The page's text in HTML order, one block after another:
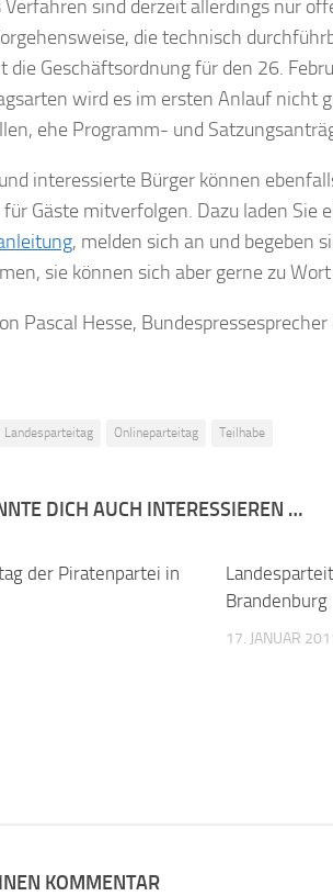
Verfahren sind derzeit allerdings nur
die technisch
die Geschäftsordnung für den 26.
wird es im ersten Anlauf nicht
ehe Programm- und
interessierte Bürger können
für Gäste mitverfolgen. Dazu laden
, melden sich an und begeben
sie können sich aber gerne zu
Pascal Hesse,
Landesparteitag Onlineparteitag Teilhabe
DICH AUCH INTERESSIEREN …
der Piratenpartei in
Brandenburg
17. JANUAR
KOMMENTAR